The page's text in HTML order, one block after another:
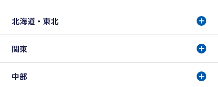
北海道・東北
関東
中部